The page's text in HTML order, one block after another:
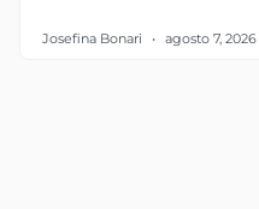
Josefina Bonari agosto 7, 2026